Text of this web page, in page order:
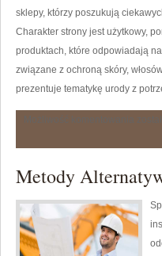
sklepy, którzy poszukują
Charakter strony jest użytkowy,
produktach, które odpowiadają
związane z ochroną skóry,
prezentuje tematykę urody z
Metody